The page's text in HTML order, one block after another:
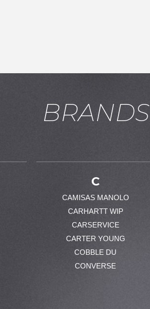
BRANDS
C
CAMISAS MANOLO
CARHARTT WIP
CARSERVICE
CARTER YOUNG
COBBLE DU
CONVERSE